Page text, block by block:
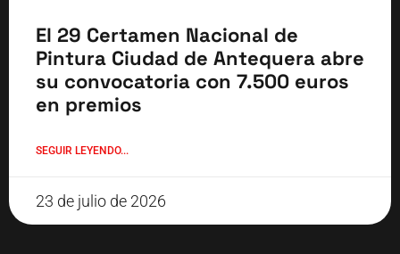
El 29 Certamen Nacional de
Pintura Ciudad de Antequera abre
su convocatoria con 7.500 euros
en premios
SEGUIR LEYENDO...
23 de julio de 2026